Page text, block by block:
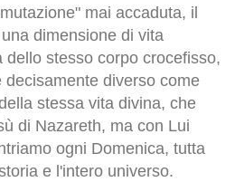
mai accaduta, il
dimensione di vita
dello stesso corpo crocefisso,
decisamente diverso come
stessa vita divina, che
di Nazareth, ma con Lui
ogni Domenica, tutta
e l'intero universo.